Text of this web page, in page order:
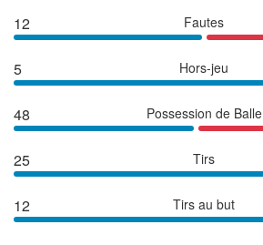
12 Fautes
5 Hors-jeu
48 Possession de Balle
25 Tirs
12 Tirs au but